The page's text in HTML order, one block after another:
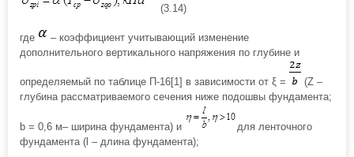
(3.14)
где
– коэффициент учитывающий изменение
дополнительного вертикального напряжения по глубине и
определяемый по таблице П-16[1] в зависимости от ξ =
(Z –
глубина рассматриваемого сечения ниже подошвы фундамента;
b = 0,6 м– ширина фундамента) и
для ленточного
фундамента (l – длина фундамента);